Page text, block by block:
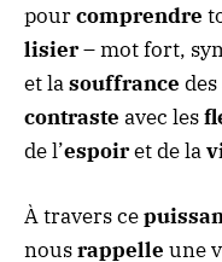
pourcomprendre
lisier– mot fort,
et lasouffrance
contraste avec les
de l’espoiret de la
À travers ce
nousrappelle une